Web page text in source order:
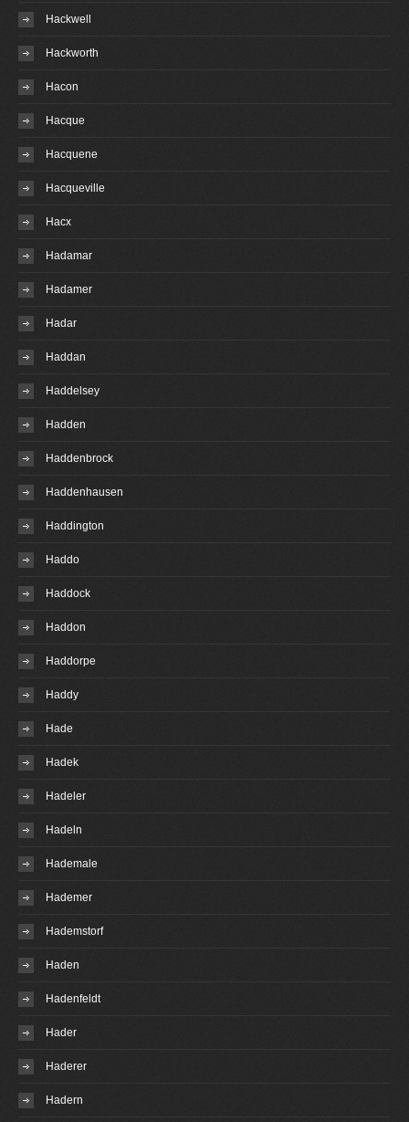
Hackwell
Hackworth
Hacon
Hacque
Hacquene
Hacqueville
Hacx
Hadamar
Hadamer
Hadar
Haddan
Haddelsey
Hadden
Haddenbrock
Haddenhausen
Haddington
Haddo
Haddock
Haddon
Haddorpe
Haddy
Hade
Hadek
Hadeler
Hadeln
Hademale
Hademer
Hademstorf
Haden
Hadenfeldt
Hader
Haderer
Hadern